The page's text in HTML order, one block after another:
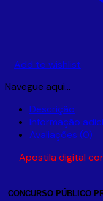
Add to wishlist
Navegue aqui…
Descrição
Informação
Avaliações (0)
Apostila digital
CONCURSO PÚBLICO